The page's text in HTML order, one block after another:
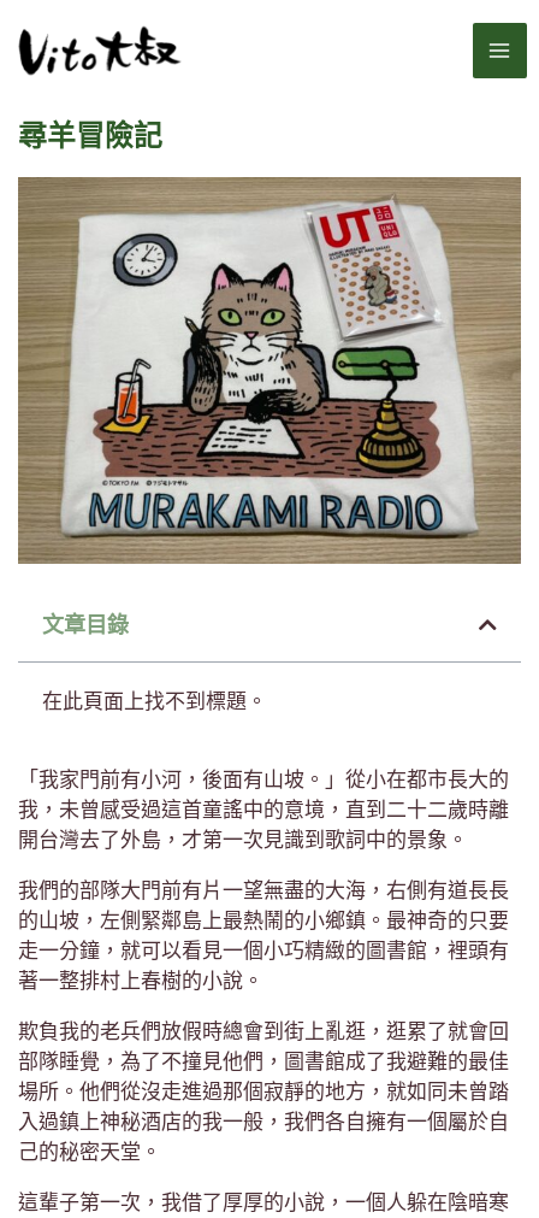
至
尋羊冒險記
文章目錄
在此頁面上找不到標題。
「我家門前有小河，後面有山坡。」從小在都市長大的
我，未曾感受過這首童謠中的意境，直到二十二歲時離
開台灣去了外島，才第一次見識到歌詞中的景象。
我們的部隊大門前有片一望無盡的大海，右側有道長長
的山坡，左側緊鄰島上最熱鬧的小鄉鎮。最神奇的只要
走一分鐘，就可以看見一個小巧精緻的圖書館，裡頭有
著一整排村上春樹的小說。
欺負我的老兵們放假時總會到街上亂逛，逛累了就會回
部隊睡覺，為了不撞見他們，圖書館成了我避難的最佳
場所。他們從沒走進過那個寂靜的地方，就如同未曾踏
入過鎮上神秘酒店的我一般，我們各自擁有一個屬於自
己的秘密天堂。
這輩子第一次，我借了厚厚的小說，一個人躲在陰暗寒